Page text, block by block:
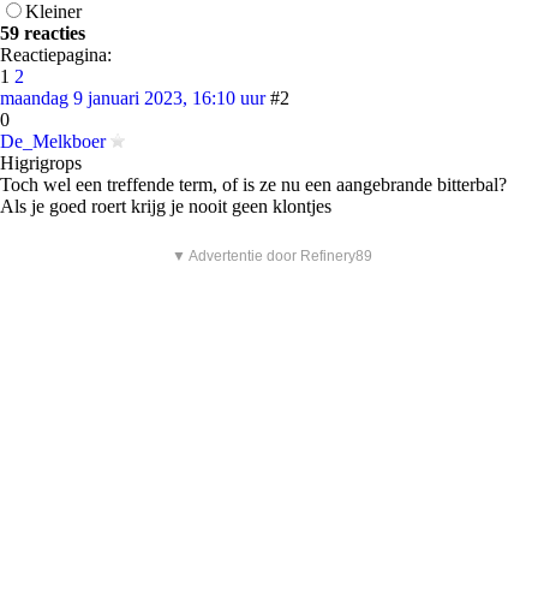
Kleiner
59 reacties
Reactiepagina:
1 2
maandag 9 januari 2023, 16:10 uur #2
0
De_Melkboer
Higrigrops
Toch wel een treffende term, of is ze nu een aangebrande bitterbal?
Als je goed roert krijg je nooit geen klontjes
▼ Advertentie door Refinery89